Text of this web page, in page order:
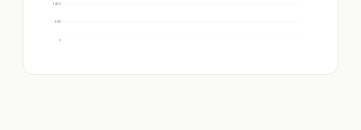
0
640
1 280